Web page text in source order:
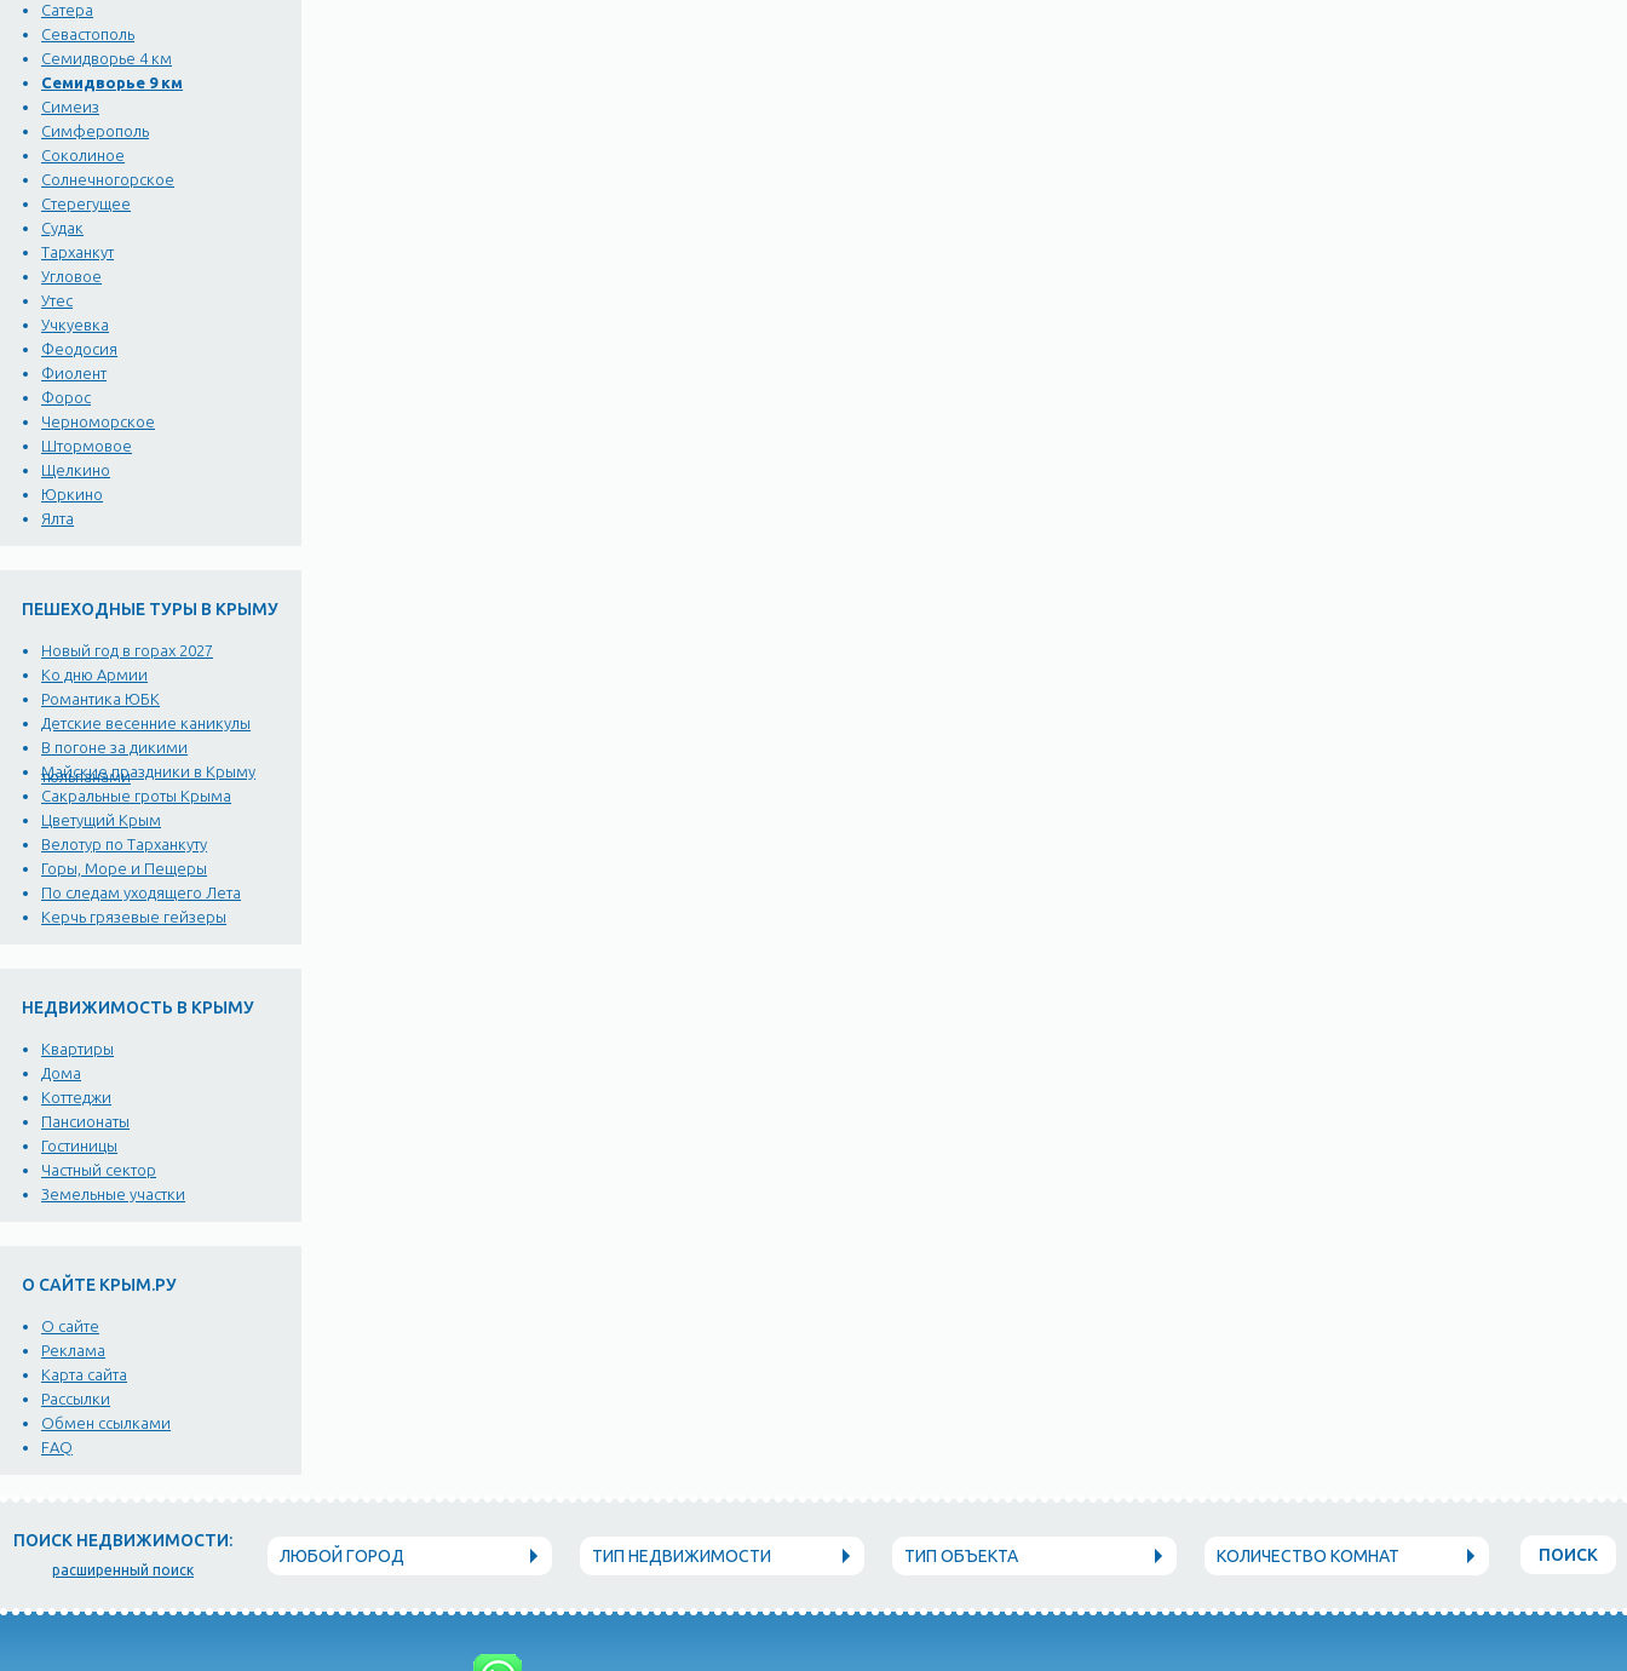
Сатера
Севастополь
Семидворье 4 км
Семидворье 9 км
Симеиз
Симферополь
Соколиное
Солнечногорское
Стерегущее
Судак
Тарханкут
Угловое
Утес
Учкуевка
Феодосия
Фиолент
Форос
Черноморское
Штормовое
Щелкино
Юркино
Ялта
ПЕШЕХОДНЫЕ ТУРЫ В КРЫМУ
Новый год в горах 2027
Ко дню Армии
Романтика ЮБК
Детские весенние каникулы
В погоне за дикими
тюльпанами
Майские праздники в Крыму
Сакральные гроты Крыма
Цветущий Крым
Велотур по Тарханкуту
Горы, Море и Пещеры
По следам уходящего Лета
Керчь грязевые гейзеры
НЕДВИЖИМОСТЬ В КРЫМУ
Квартиры
Дома
Коттеджи
Пансионаты
Гостиницы
Частный сектор
Земельные участки
О САЙТЕ КРЫМ.РУ
О сайте
Реклама
Карта сайта
Рассылки
Обмен ссылками
FAQ
ПОИСК НЕДВИЖИМОСТИ:
расширенный поиск
ЛЮБОЙ ГОРОД ТИП НЕДВИЖИМОСТИ ТИП ОБЪЕКТА КОЛИЧЕСТВО КОМНАТ ПОИСК